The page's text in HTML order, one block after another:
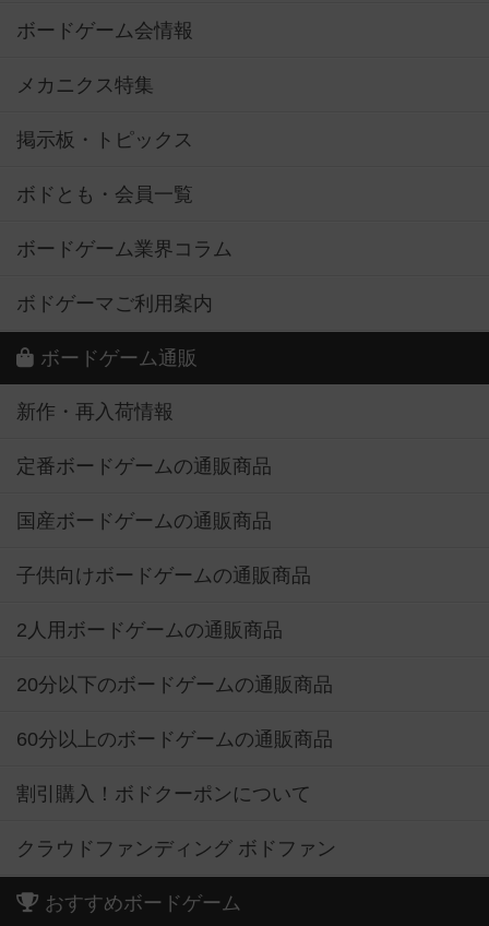
ボードゲーム会情報
メカニクス特集
掲示板・トピックス
ボドとも・会員一覧
ボードゲーム業界コラム
ボドゲーマご利用案内
ボードゲーム通販
新作・再入荷情報
定番ボードゲームの通販商品
国産ボードゲームの通販商品
子供向けボードゲームの通販商品
2人用ボードゲームの通販商品
20分以下のボードゲームの通販商品
60分以上のボードゲームの通販商品
割引購入！ボドクーポンについて
クラウドファンディング ボドファン
おすすめボードゲーム